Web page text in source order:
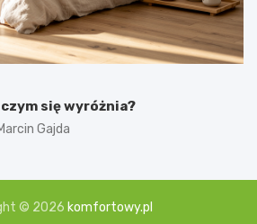
się wyróżnia?
Gajda
© 2026 komfortowy.pl